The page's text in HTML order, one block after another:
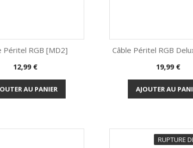
Aperçu rapide
Péritel RGB [MD2]
Prix
12,99 €
AU PANIER
Aperçu
Câble Péritel RGB
Prix
19,99 €
AJOUTER AU
RUPTURE